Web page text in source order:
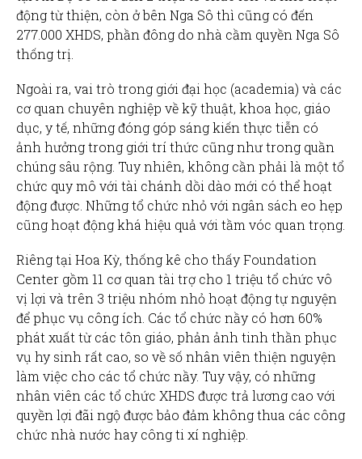
động từ thiện, còn ở bên Nga Sô thì cũng có đến
277.000 XHDS, phần đông do nhà cầm quyền Nga Sô
thống trị.
Ngoài ra, vai trò trong giới đại học (academia) và các
cơ quan chuyên nghiệp về kỹ thuật, khoa học, giáo
dục, y tế, những đóng góp sáng kiến thực tiễn có
ảnh hưởng trong giới trí thức cũng như trong quần
chúng sâu rộng. Tuy nhiên, không cần phải là một tổ
chức quy mô với tài chánh dồi dào mới có thể hoạt
động được. Những tổ chức nhỏ với ngân sách eo hẹp
cũng hoạt động khá hiệu quả với tầm vóc quan trọng.
Riêng tại Hoa Kỳ, thống kê cho thấy Foundation
Center gồm 11 cơ quan tài trợ cho 1 triệu tổ chức vô
vị lợi và trên 3 triệu nhóm nhỏ hoạt động tự nguyện
để phục vụ công ích. Các tổ chức nầy có hơn 60%
phát xuất từ các tôn giáo, phản ảnh tinh thần phục
vụ hy sinh rất cao, so về số nhân viên thiện nguyện
làm việc cho các tổ chức nầy. Tuy vậy, có những
nhân viên các tổ chức XHDS được trả lương cao với
quyền lợi đãi ngộ được bảo đảm không thua các công
chức nhà nước hay công ti xí nghiệp.